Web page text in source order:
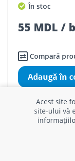
În stoc
55 MDL /
Compară
Adaugă în
Acest site
site-ului vă